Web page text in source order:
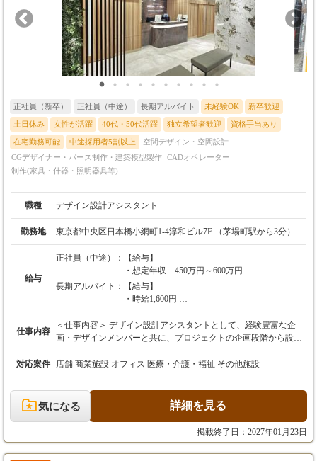
正社員（新卒） 正社員（中途） 長期アルバイト 未経験OK 新卒歓迎
土日休み 女性が活躍 40代・50代活躍 独立希望者歓迎 資格手当あり
在宅勤務可能 中途採用者5割以上
空間デザイン・空間設計
CGデザイナー・パース制作・建築模型製作 CADオペレーター
制作(家具・什器・照明器具等)
職種 デザイン設計アシスタント
勤務地 東京都中央区日本橋小網町1-4淳和ビル7F （茅場町駅から3分）
給与
正社員（中途）：
【給与】
・想定年収 450万円～600万円
・月給 30万円～40万円
※経験・スキルを考慮の上、決定します。
【残業代】
・上記月給は、固定残業代30時間分（57,000
・時間外労働が設定時間を超えた場合は、別途
【諸手当】あり
【昇給・賞与】
長期アルバイト：
【給与】
・時給1,600円
【試用期間】
・あり
試用期間：3ヵ月間（本採用時と変更なし）
仕事内容
＜仕事内容＞ デザイン設計アシスタントとして、経験豊富な企
画・デザインメンバーと共に、プロジェクトの企画段階から設
計・施工まで幅広く携わっていただきます。 お客様との打ち合わ
せに同席しながら、要望や課題の整理、コンセプトづくり、デザ
イン提案のサポートを行います。 また、提案資料の作成やレイア
ウト検討、図面作成・修正など、実際に手を動かしながら空間を
形にする業務にも携わります。 さらに、企画やデザインの意図を
自社の設計スタッフや協力会社へ共有し、プロジェクトがスムー
ズに進むよう情報整理や調整を行うことも大切な役割です。 まず
はできるところからスタートし、企画・デザイン・設計・施工の
流れを学びながら、将来的にはお客様との対話からコンセプト立
対応案件 店舗 商業施設 オフィス 医療・介護・福祉 その他施設
気になる 詳細を見る
掲載終了日：2027年01月23日